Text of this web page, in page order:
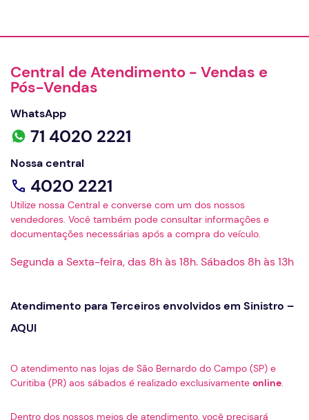
Central de Atendimento - Vendas e
Pós-Vendas
WhatsApp
71 4020 2221
Nossa central
4020 2221
Utilize nossa Central e converse com um dos nossos
vendedores. Você também pode consultar informações e
documentações necessárias após a compra do veículo.
Segunda a Sexta-feira, das 8h às 18h. Sábados 8h às 13h
Atendimento para Terceiros envolvidos em Sinistro –
AQUI
O atendimento nas lojas de São Bernardo do Campo (SP) e
Curitiba (PR) aos sábados é realizado exclusivamente online.
Dentro dos nossos meios de atendimento, você precisará